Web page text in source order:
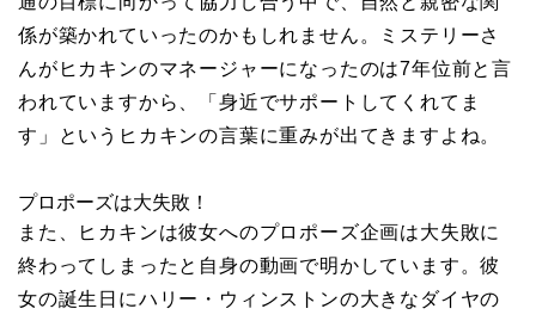
係が築かれていったのかもしれません。ミステリーさ
んがヒカキンのマネージャーになったのは7年位前と言
われていますから、「身近でサポートしてくれてま
す」というヒカキンの言葉に重みが出てきますよね。
プロポーズは大失敗！
また、ヒカキンは彼女へのプロポーズ企画は大失敗に
終わってしまったと自身の動画で明かしています。彼
女の誕生日にハリー・ウィンストンの大きなダイヤの